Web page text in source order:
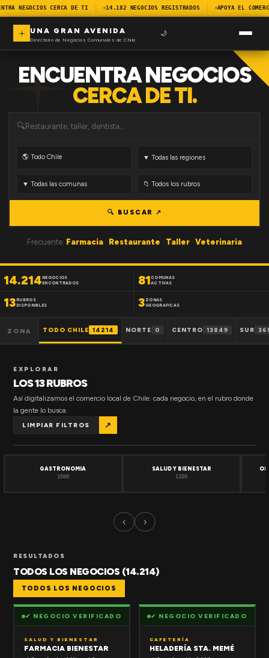
NEGOCIOS CERCA DE TI 14.182 NEGOCIOS REGISTRADOS APOYA EL
UNA GRAN AVENIDA
Directorio de Negocios Comunales de Chile
🌙
ENCUENTRA NEGOCIOS
CERCA DE TI.
🔍
🔍 BUSCAR ↗
Frecuente: Farmacia · Restaurante · Taller · Veterinaria
14.214NEGOCIOS
ENCONTRADOS
81 COMUNAS
ACTIVAS
13RUBROS
DISPONIBLES
3 ZONAS
GEOGRAFICAS
ZONA TODO CHILE 14214 NORTE 0 CENTRO 13849 SUR
EXPLORAR
LOS 13 RUBROS
Así digitalizamos el comercio local de Chile: cada negocio, en el rubro donde
la gente lo busca.
LIMPIAR FILTROS ↗
GASTRONOMIA
1508
SALUD Y BIENESTAR
1320
‹ ›
RESULTADOS
TODOS LOS NEGOCIOS (14.214)
TODOS LOS NEGOCIOS
✔ NEGOCIO VERIFICADO
SALUD Y BIENESTAR
FARMACIA BIENESTAR
✔ NEGOCIO VERIFICADO
CAFETERÍA
HELADERÍA STA. MEMÉ